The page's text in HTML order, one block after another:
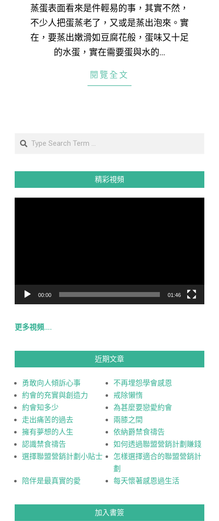
18
蒸蛋表面看來是件輕易的事，其實不然，
不少人把蛋蒸老了，又或是蒸出泡來。實
在，要蒸出嫩滑如豆腐花般，蛋味又十足
的水蛋，實在需要蛋與水的…
閱覽全文
Search
精彩視頻
00:00 01:46
更多視頻….
近期文章
勇敢向人傾訴心事
不再埋怨學會感恩
約會的充實與創造力
戒除懶惰
約會知多少
為甚麼要戀愛約會
走出痛苦的過去
兩膝之間
擁有夢想的人生
依納爵禁食禱告
認識禁食禱告
如何透過聯盟營銷計劃賺錢
選擇聯盟營銷計劃小貼士
怎樣選擇適合的聯盟營銷計
劃
陪伴是最真實的愛
每天懷著感恩過生活
加入書簽